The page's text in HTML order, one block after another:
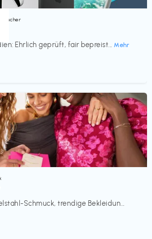
Ehrlich geprüft, fair bepreist... Mehr
Schmuck, trendige Bekleidun...